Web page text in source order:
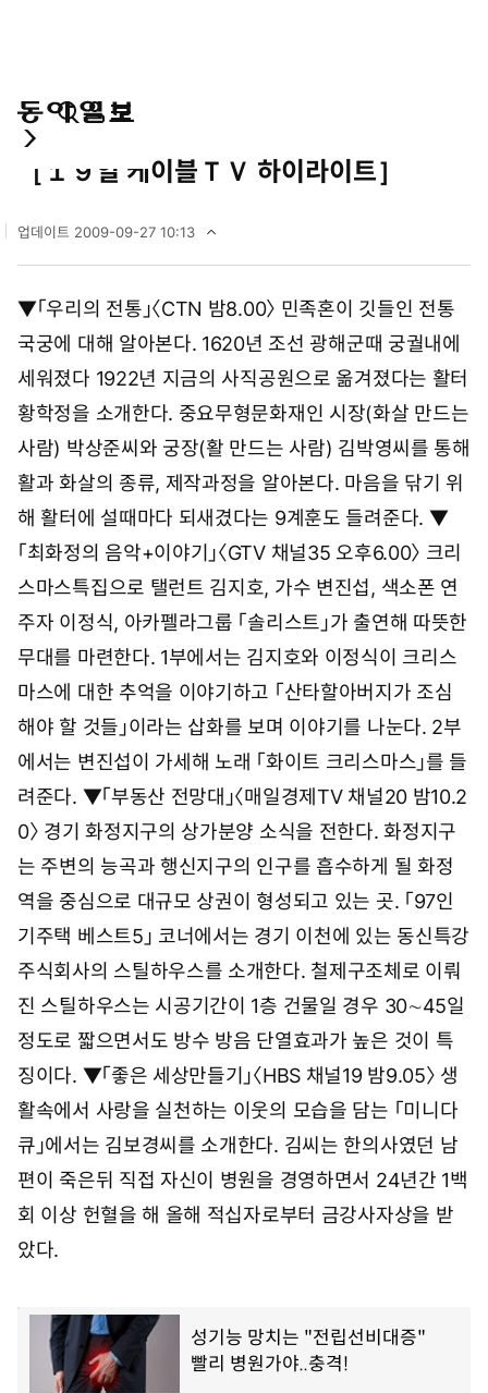
통
검
마
페
지
전
메
펼
기
연예
［１９일 케이블ＴＶ 하이라이트］
업데이트 2009-09-27 10:13
9
년
월
7
일
1
0
1
3
분
▼「우리의 전통」〈CTN 밤8.00〉 민족혼이 깃들인 전통
국궁에 대해 알아본다. 1620년 조선 광해군때 궁궐내에
세워졌다 1922년 지금의 사직공원으로 옮겨졌다는 활터
황학정을 소개한다. 중요무형문화재인 시장(화살 만드는
사람) 박상준씨와 궁장(활 만드는 사람) 김박영씨를 통해
활과 화살의 종류, 제작과정을 알아본다. 마음을 닦기 위
해 활터에 설때마다 되새겼다는 9계훈도 들려준다. ▼
「최화정의 음악+이야기」〈GTV 채널35 오후6.00〉 크리
스마스특집으로 탤런트 김지호, 가수 변진섭, 색소폰 연
주자 이정식, 아카펠라그룹 「솔리스트」가 출연해 따뜻한
무대를 마련한다. 1부에서는 김지호와 이정식이 크리스
마스에 대한 추억을 이야기하고 「산타할아버지가 조심
해야 할 것들」이라는 삽화를 보며 이야기를 나눈다. 2부
에서는 변진섭이 가세해 노래 「화이트 크리스마스」를 들
려준다. ▼「부동산 전망대」〈매일경제TV 채널20 밤10.2
0〉 경기 화정지구의 상가분양 소식을 전한다. 화정지구
는 주변의 능곡과 행신지구의 인구를 흡수하게 될 화정
역을 중심으로 대규모 상권이 형성되고 있는 곳. 「97인
기주택 베스트5」 코너에서는 경기 이천에 있는 동신특강
주식회사의 스틸하우스를 소개한다. 철제구조체로 이뤄
진 스틸하우스는 시공기간이 1층 건물일 경우 30∼45일
정도로 짧으면서도 방수 방음 단열효과가 높은 것이 특
징이다. ▼「좋은 세상만들기」〈HBS 채널19 밤9.05〉 생
활속에서 사랑을 실천하는 이웃의 모습을 담는 「미니다
큐」에서는 김보경씨를 소개한다. 김씨는 한의사였던 남
편이 죽은뒤 직접 자신이 병원을 경영하면서 24년간 1백
회 이상 헌혈을 해 올해 적십자로부터 금강사자상을 받
았다.